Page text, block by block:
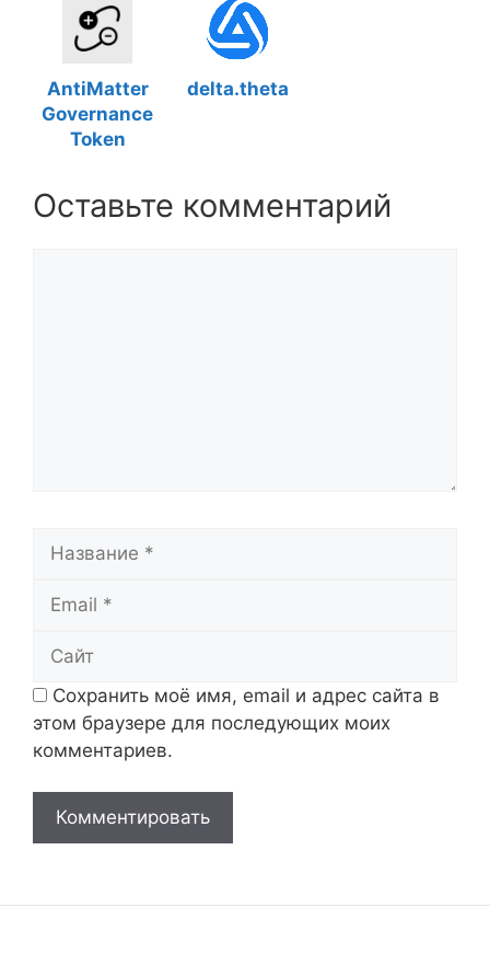
AntiMatter
Governance
Token
delta.theta
Оставьте комментарий
Сохранить моё имя, email и адрес сайта в
этом браузере для последующих моих
комментариев.